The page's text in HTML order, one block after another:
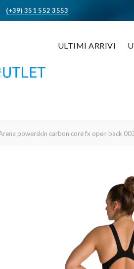
(+39) 351 552 3553
ULTIMI ARRIVI
powerskin carbon core fx open back